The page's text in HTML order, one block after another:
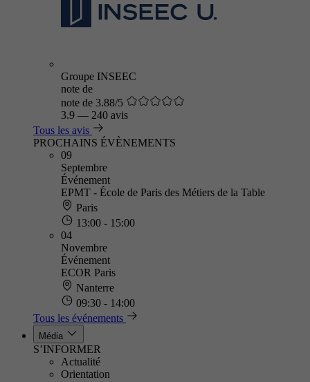
Groupe INSEEC
note de
note de 3.88/5
3.9 — 240 avis
Tous les avis
PROCHAINS ÉVÈNEMENTS
09
Septembre
Événement
EPMT - École de Paris des Métiers de la Table
Paris
13:00 - 15:00
04
Novembre
Événement
ECOR Paris
Nanterre
09:30 - 14:00
Tous les événements
Média
S’INFORMER
Actualité
Orientation